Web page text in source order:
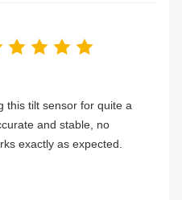
this tilt sensor for quite a
and stable, no
exactly as expected.